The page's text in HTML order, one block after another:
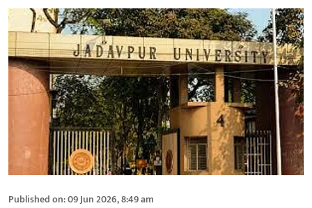
Published on:09 Jun 2026, 8:49 am